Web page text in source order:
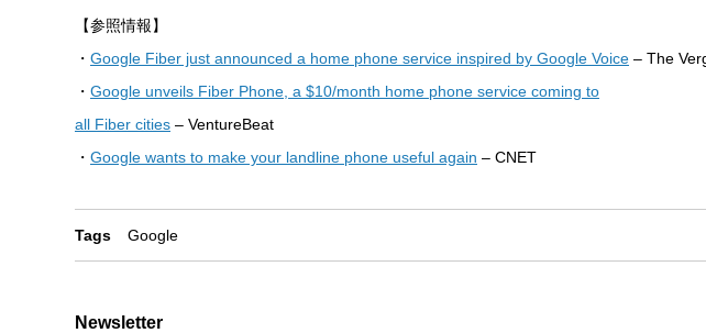
【参照情報】
・ Google Fiber just announced a home phone service inspired by Google Voice – The
・ Google unveils Fiber Phone, a $10/month home phone service coming to
all Fiber cities – VentureBeat
・ Google wants to make your landline phone useful again – CNET
Tags Google
Newsletter